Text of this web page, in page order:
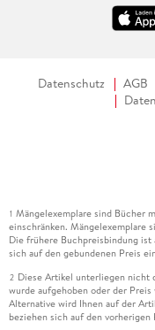
Datenschutz AGB
1 Mängelexemplare sind Bücher
einschränken. Mängelexemplare
Die frühere Buchpreisbindung ist
sich auf den gebundenen Preis
2 Diese Artikel unterliegen nicht
wurde aufgehoben oder der
Alternative wird Ihnen auf der
beziehen sich auf den vorherigen